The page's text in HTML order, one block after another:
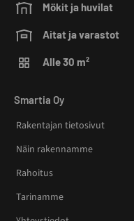
Mökit ja huvilat
Aitat ja varastot
Alle 30 m²
Smartia Oy
Rakentajan tietosivut
Näin rakennamme
Rahoitus
Tarinamme